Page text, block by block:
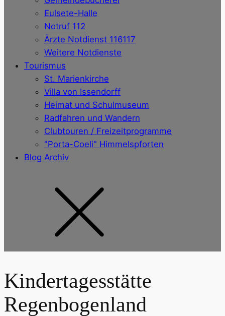
Eulsete-Halle
Notruf 112
Ärzte Notdienst 116117
Weitere Notdienste
Tourismus
St. Marienkirche
Villa von Issendorff
Heimat und Schulmuseum
Radfahren und Wandern
Clubtouren / Freizeitprogramme
"Porta-Coeli" Himmelspforten
Blog Archiv
Kindertagesstätte
Regenbogenland